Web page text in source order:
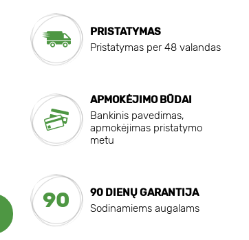
PRISTATYMAS
Pristatymas per 48 valandas
APMOKĖJIMO BŪDAI
Bankinis pavedimas,
apmokėjimas pristatymo
metu
90
90 DIENŲ GARANTIJA
Sodinamiems augalams